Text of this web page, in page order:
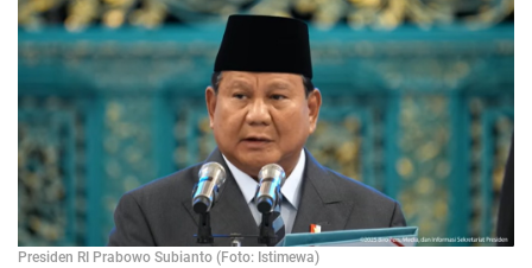
Presiden RI Prabowo Subianto (Foto: Istimewa)